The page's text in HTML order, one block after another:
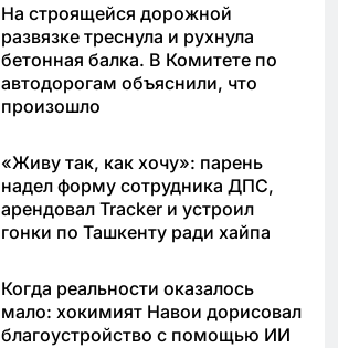
На строящейся дорожной
развязке треснула и рухнула
бетонная балка. В Комитете по
автодорогам объяснили, что
произошло
«Живу так, как хочу»: парень
надел форму сотрудника ДПС,
арендовал Tracker и устроил
гонки по Ташкенту ради хайпа
Когда реальности оказалось
мало: хокимият Навои дорисовал
благоустройство с помощью ИИ